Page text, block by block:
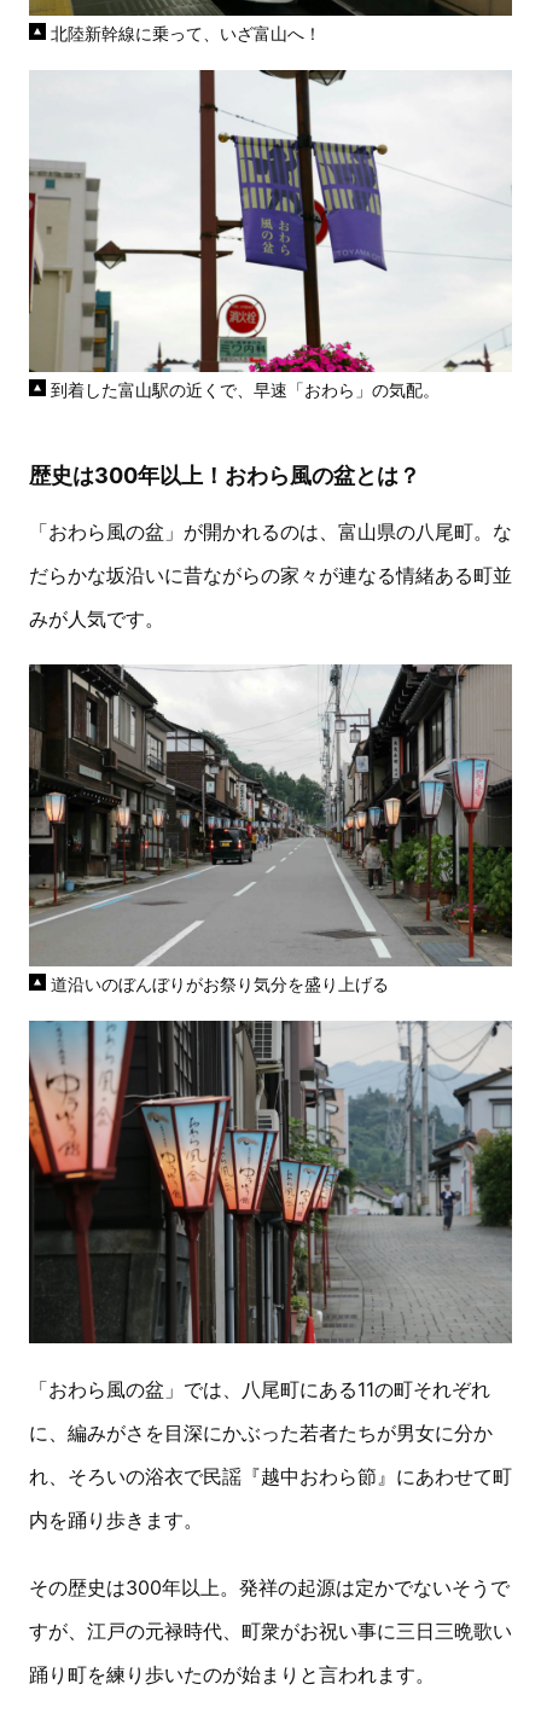
北陸新幹線に乗って、いざ富山へ！
到着した富山駅の近くで、早速「おわら」の気配。
歴史は300年以上！おわら風の盆とは？
「おわら風の盆」が開かれるのは、富山県の八尾町。な
だらかな坂沿いに昔ながらの家々が連なる情緒ある町並
みが人気です。
道沿いのぼんぼりがお祭り気分を盛り上げる
「おわら風の盆」では、八尾町にある11の町それぞれ
に、編みがさを目深にかぶった若者たちが男女に分か
れ、そろいの浴衣で民謡『越中おわら節』にあわせて町
内を踊り歩きます。
その歴史は300年以上。発祥の起源は定かでないそうで
すが、江戸の元禄時代、町衆がお祝い事に三日三晩歌い
踊り町を練り歩いたのが始まりと言われます。